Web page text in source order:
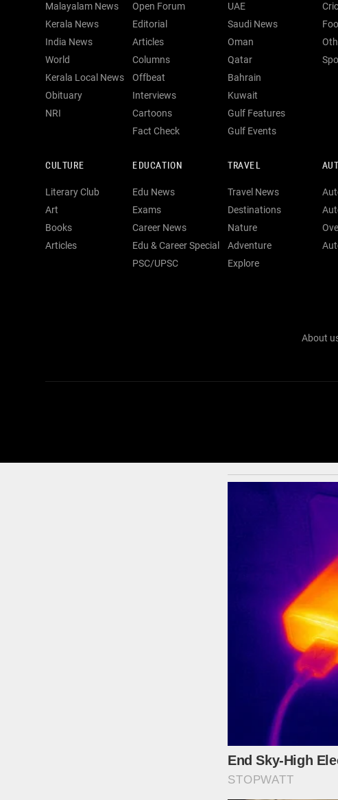
Malayalam News
Kerala News
India News
World
Kerala Local News
Obituary
NRI
Open Forum
Editorial
Articles
Columns
Offbeat
Interviews
Cartoons
Fact Check
UAE
Saudi News
Oman
Qatar
Bahrain
Kuwait
Gulf Features
Gulf Events
CULTURE
Literary Club
Art
Books
Articles
EDUCATION
Edu News
Exams
Career News
Edu & Career Special
PSC/UPSC
TRAVEL
Travel News
Destinations
Nature
Adventure
Explore
About